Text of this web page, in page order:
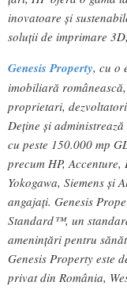
inovatoare și
soluții de imprimare
Genesis Property, cu o
imobiliară
proprietari,
Deține și administrează
cu peste 150.000 mp
precum HP,
Yokogawa, Siemens și
angajați. Genesis
Standard™, un
amenințări pentru
Genesis Property este
privat din România,